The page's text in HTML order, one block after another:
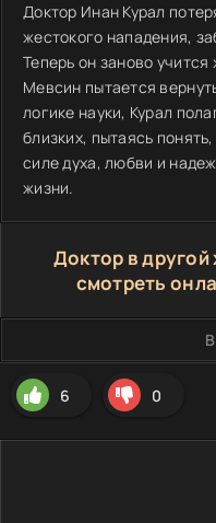
Доктор Инан Курал
жестокого нападения,
Теперь он заново
Мевсин пытается
логике науки, Курал
близких, пытаясь
силе духа, любви и
жизни.
Доктор в другой
смотреть
6 0